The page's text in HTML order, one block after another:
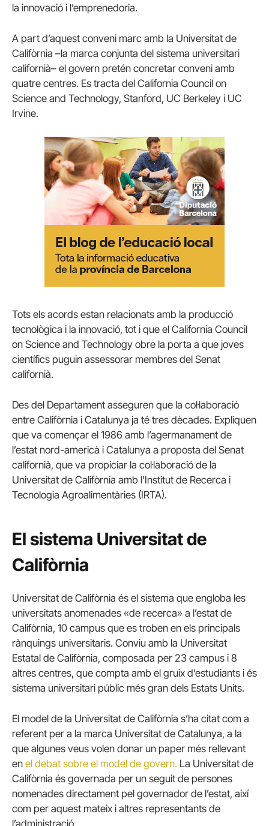
la innovació i l’emprenedoria.
A part d’aquest conveni marc amb la Universitat de
Califòrnia –la marca conjunta del sistema universitari
californià– el govern pretén concretar conveni amb
quatre centres. Es tracta del California Council on
Science and Technology, Stanford, UC Berkeley i UC
Irvine.
Tots els acords estan relacionats amb la producció
tecnològica i la innovació, tot i que el California Council
on Science and Technology obre la porta a que joves
científics puguin assessorar membres del Senat
californià.
Des del Departament asseguren que la col·laboració
entre Califòrnia i Catalunya ja té tres dècades. Expliquen
que va començar el 1986 amb l’agermanament de
l’estat nord-americà i Catalunya a proposta del Senat
californià, que va propiciar la col·laboració de la
Universitat de Califòrnia amb l’Institut de Recerca i
Tecnologia Agroalimentàries (IRTA).
El sistema Universitat de
Califòrnia
Universitat de Califòrnia és el sistema que engloba les
universitats anomenades «de recerca» a l’estat de
Califòrnia, 10 campus que es troben en els principals
rànquings universitaris. Conviu amb la Universitat
Estatal de Califòrnia, composada per 23 campus i 8
altres centres, que compta amb el gruix d’estudiants i és
sistema universitari públic més gran dels Estats Units.
El model de la Universitat de Califòrnia s’ha citat com a
referent per a la marca Universitat de Catalunya, a la
que algunes veus volen donar un paper més rellevant
en el debat sobre el model de govern. La Universitat de
Califòrnia és governada per un seguit de persones
nomenades directament pel governador de l’estat, així
com per aquest mateix i altres representants de
l’administració.